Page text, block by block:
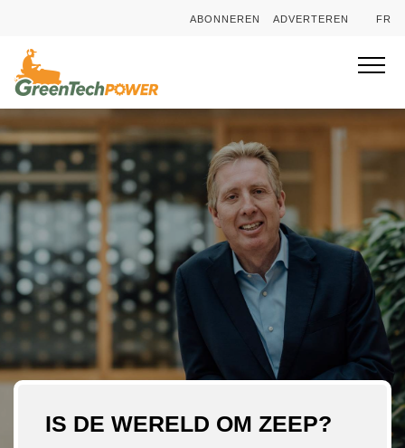
ABONNEREN ADVERTEREN FR
IS DE WERELD OM ZEEP?